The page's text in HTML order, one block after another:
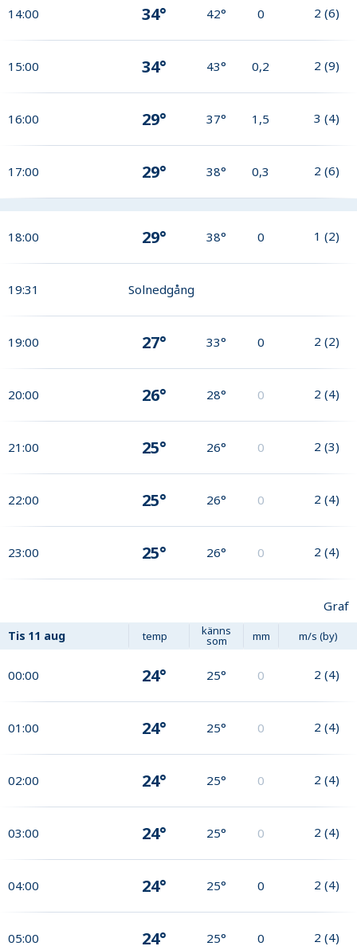
14:00 34° 42° 0 2 (6)
15:00 34° 43° 0,2 2 (9)
16:00 29° 37° 1,5 3 (4)
17:00 29° 38° 0,3 2 (6)
18:00 29° 38° 0 1 (2)
19:31 Solnedgång
19:00 27° 33° 0 2 (2)
20:00 26° 28° 0 2 (4)
21:00 25° 26° 0 2 (3)
22:00 25° 26° 0 2 (4)
23:00 25° 26° 0 2 (4)
Graf
Tis 11 aug temp känns
som mm m/s (by)
00:00 24° 25° 0 2 (4)
01:00 24° 25° 0 2 (4)
02:00 24° 25° 0 2 (4)
03:00 24° 25° 0 2 (4)
04:00 24° 25° 0 2 (4)
05:00 24° 25° 0 2 (4)